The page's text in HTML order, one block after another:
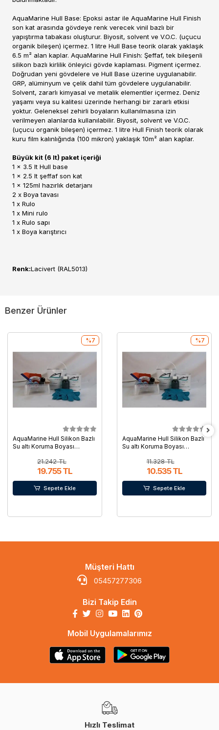
AquaMarine Hull Base: Epoksi astar ile AquaMarine Hull Finish
son kat arasında gövdeye renk verecek vinil bazlı bir
yapıştırma tabakası oluşturur. Biyosit, solvent ve V.O.C. (uçucu
organik bileşen) içermez. 1 litre Hull Base teorik olarak yaklaşık
6.5 m² alan kaplar. AquaMarine Hull Finish: Şeffaf, tek bileşenli
silikon bazlı kirlilik önleyici gövde kaplaması. Pigment içermez.
Doğrudan yeni gövdelere ve Hull Base üzerine uygulanabilir.
GRP, alüminyum ve çelik dahil tüm gövdelere uygulanabilir.
Solvent, zararlı kimyasal ve metalik elementler içermez. Deniz
yaşamı veya su kalitesi üzerinde herhangi bir zararlı etkisi
yoktur. Geleneksel zehirli boyaların kullanılmasına izin
verilmeyen alanlarda kullanılabilir. Biyosit, solvent ve V.O.C.
(uçucu organik bileşen) içermez. 1 litre Hull Finish teorik olarak
kuru film kalınlığında (100 mikron) yaklaşık 10m² alan kaplar.
Büyük kit (6 lt) paket içeriği
1 x 3.5 lt Hull base
1 x 2.5 lt şeffaf son kat
1 x 125ml hazırlık detarjanı
2 x Boya tavası
1 x Rulo
1 x Mini rulo
1 x Rulo sapı
1 x Boya karıştırıcı
Renk:Lacivert (RAL5013)
Benzer Ürünler
AquaMarine Hull Silikon Bazlı
Su altı Koruma Boyası
21.242 TL
19.755 TL
%7
Sepete Ekle
AquaMarine Hull Silikon Bazlı
Su altı Koruma Boyası
11.328 TL
10.535 TL
%7
Sepete Ekle
Müşteri Hattı
05457277306
Bizi Takip Edin
Mobil Uygulamalarımız
Hızlı Teslimat